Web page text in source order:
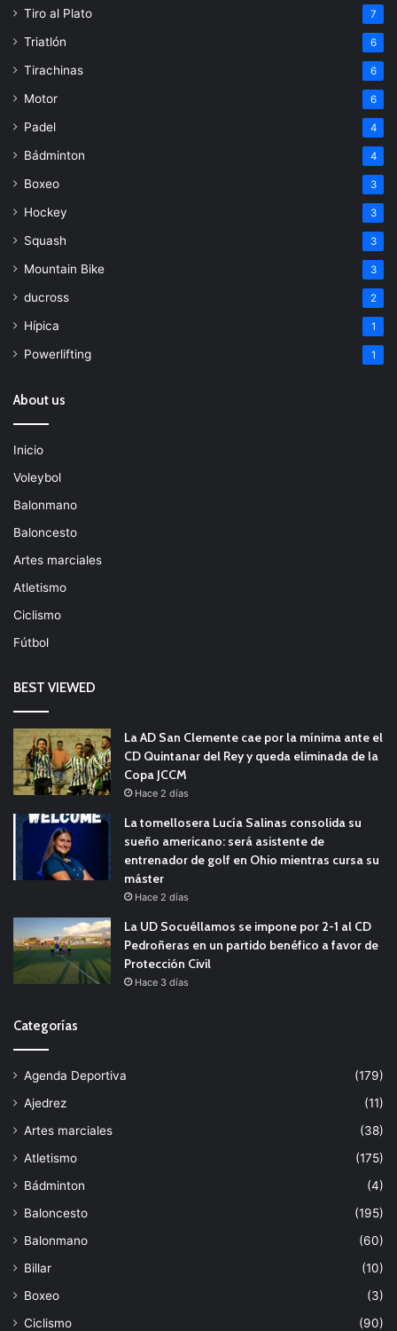
Tiro al Plato 7
Triatlón 6
Tirachinas 6
Motor 6
Padel 4
Bádminton 4
Boxeo 3
Hockey 3
Squash 3
Mountain Bike 3
ducross 2
Hípica 1
Powerlifting 1
About us
Inicio
Voleybol
Balonmano
Baloncesto
Artes marciales
Atletismo
Ciclismo
Fútbol
BEST VIEWED
La AD San Clemente cae por la mínima ante el
CD Quintanar del Rey y queda eliminada de la
Copa JCCM
Hace 2 días
La tomellosera Lucía Salinas consolida su
sueño americano: será asistente de
entrenador de golf en Ohio mientras cursa su
máster
Hace 2 días
La UD Socuéllamos se impone por 2-1 al CD
Pedroñeras en un partido benéfico a favor de
Protección Civil
Hace 3 días
Categorías
Agenda Deportiva
(179)
Ajedrez
(11)
Artes marciales
(38)
Atletismo
(175)
Bádminton
(4)
Baloncesto
(195)
Balonmano
(60)
Billar
(10)
Boxeo
(3)
Ciclismo
(90)